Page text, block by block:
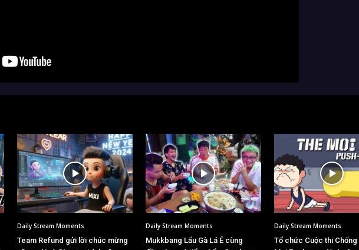
Daily Stream Moments
Team Refund gửi lời chúc mừng
Daily Stream Moments
Mukkbang Lẩu Gà Lá É cùng
Daily Stream Moments
Tổ chức Cuộc thi Chống